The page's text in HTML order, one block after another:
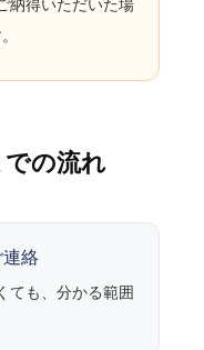
納得いただいた場
の流れ
絡
ても、分かる範囲